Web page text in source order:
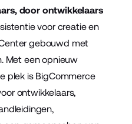
door ontwikkelaars
voor creatie en
gebouwd met
Met een opnieuw
plek is BigCommerce
ontwikkelaars,